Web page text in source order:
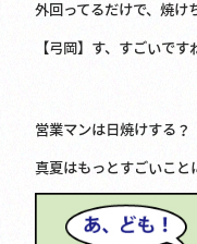
外回ってるだけで、焼け
【弓岡】す、すごいです
営業マンは日焼けする？
真夏はもっとすごいこと